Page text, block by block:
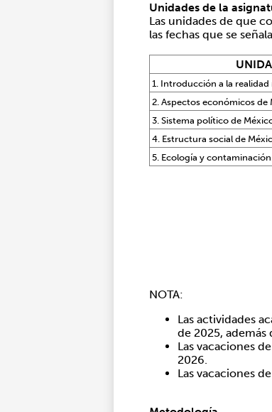
Unidades de la
Las unidades de que
las fechas que se
1. Introducción a la realidad
2. Aspectos económicos de
3. Sistema político de
4. Estructura social de
5. Ecología y contaminación.
NOTA:
Las actividades
de 2025, además
Las vacaciones
2026.
Las vacaciones